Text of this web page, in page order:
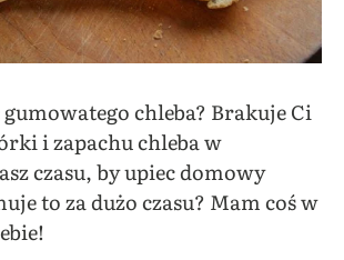
gumowatego chleba? Brakuje Ci
i zapachu chleba w
czasu, by upiec domowy
to za dużo czasu? Mam coś w